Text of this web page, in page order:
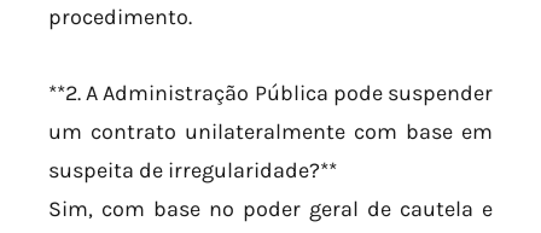
procedimento.
**2. A Administração Pública pode suspender
um contrato unilateralmente com base em
suspeita de irregularidade?**
Sim, com base no poder geral de cautela e